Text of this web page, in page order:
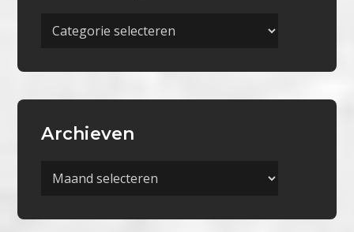
Meer
Archieven
Archieven